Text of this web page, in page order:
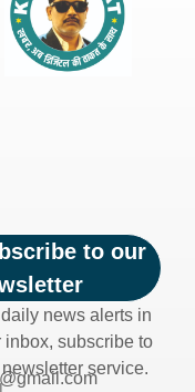
to our
news alerts in
inbox, subscribe to
service.